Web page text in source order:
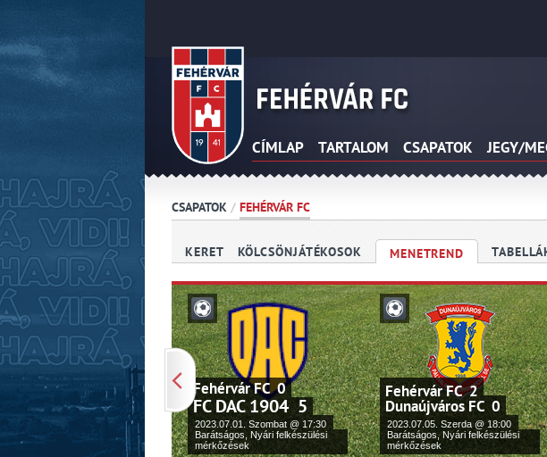
CÍMLAP TARTALOM CSAPATOK JEGY/
CSAPATOK / FEHÉRVÁR FC
KERET KÖLCSÖNJÁTÉKOSOK MENETREND
Fehérvár FC 0
FC DAC 1904 5
2023.07.01. Szombat @ 17:30
Barátságos, Nyári felkészülési
mérkőzések
Fehérvár FC 2
Dunaújváros FC 0
2023.07.05. Szerda @ 18:00
Barátságos, Nyári felkészülési
mérkőzések